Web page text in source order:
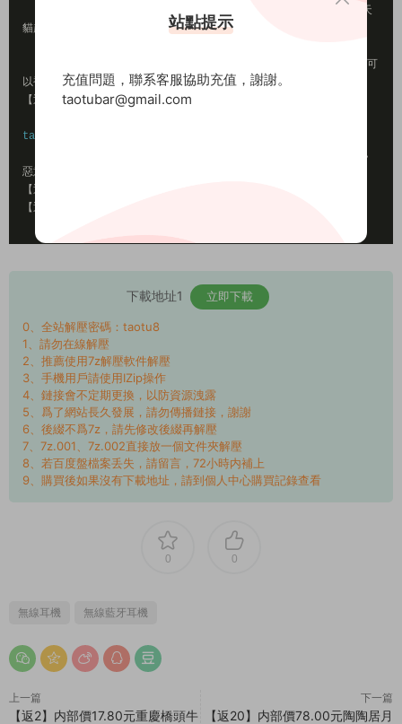
返貓超卡商品，可在天貓超市任意抵扣商品價格，相當于免費送天
貓超市購物金。
天，若過期可聯系天貓超市内客服，首次過期可
以補
30天時效。
【返币說明】
taotubar@gmail
隻要不退貨退款，返币不會收回，若發生退款退貨，請通知扣除，
惡意刷币會封賬号。
【返利更新時間】
【返利商城】
下載地址1 立即下載
0、全站解壓密碼：taotu8
1、請勿在線解壓
2、推薦使用7z解壓軟件解壓
3、手機用戶請使用IZip操作
4、鏈接會不定期更換，以防資源洩露
5、爲了網站長久發展，請勿傳播鏈接，謝謝
6、後綴不爲7z，請先修改後綴再解壓
7、7z.001、7z.002直接放一個文件夾解壓
8、若百度盤檔案丢失，請留言，72小時内補上
9、購買後如果沒有下載地址，請到個人中心購買記錄查看
0 0
無線耳機 無線藍牙耳機
上一篇
【返2】内部價17.80元重慶橋頭牛
下一篇
【返20】内部價78.00元陶陶居月
站點提示
充值問題，聯系客服協助充值，謝謝。
taotubar@gmail.com